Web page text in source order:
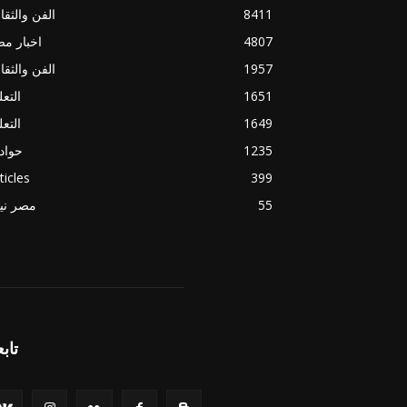
الفن
8411
اخبار
4807
الفن
1957
1651
1649
1235
399
مصر
55